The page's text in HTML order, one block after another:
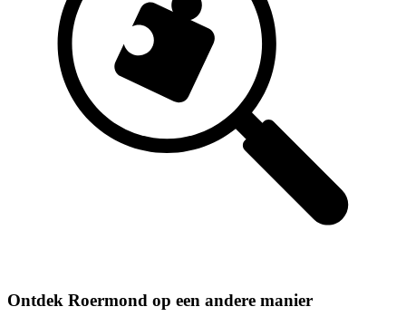
Ontdek Roermond op een andere manier